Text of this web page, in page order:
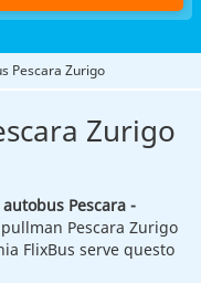
Pescara Zurigo
Zurigo
autobus Pescara -
Pescara Zurigo
FlixBus serve questo